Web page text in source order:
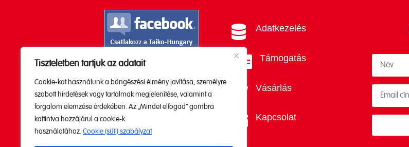
Tiszteletben tartjuk az adatait
Cookie-kat használunk a böngészési élmény javítása, személyre
szabott hirdetések vagy tartalmak megjelenítése, valamint a
forgalom elemzése érdekében. Az „Mindet elfogad” gombra
kattintva hozzájárul a cookie-k
használatához. Cookie (süti) szabályzat

csatornánkat!
 Adatkezelés
 Támogatás
 Vásárlás
 Kapcsolat